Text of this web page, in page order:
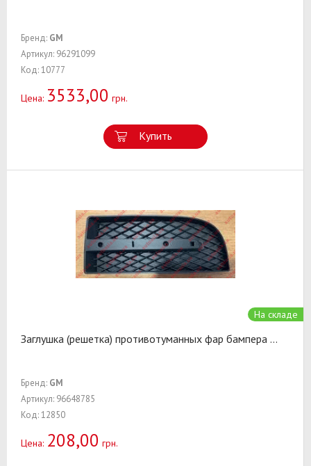
Бренд: GM
Артикул: 96291099
Код: 10777
Цена: 3533,00 грн.
Купить
На складе
Заглушка (решетка) противотуманных фар бампера ...
Бренд: GM
Артикул: 96648785
Код: 12850
Цена: 208,00 грн.